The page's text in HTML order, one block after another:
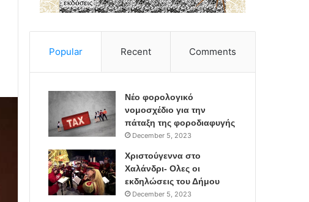
Popular Recent Comments
Νέο φορολογικό
νομοσχέδιο για την
πάταξη της φοροδιαφυγής
December 5, 2023
Χριστούγεννα στο
Χαλάνδρι- Ολες οι
εκδηλώσεις του Δήμου
December 5, 2023